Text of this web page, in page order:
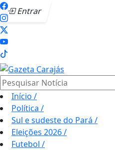
Entrar
Pesquisar Notícia
Início /
Política /
Sul e sudeste do Pará /
Eleições 2026/
Futebol /